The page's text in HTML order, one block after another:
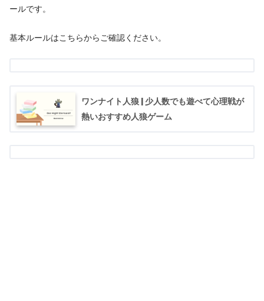
ールです。
基本ルールはこちらからご確認ください。
ワンナイト人狼 | 少人数でも遊べて心理戦が
熱いおすすめ人狼ゲーム